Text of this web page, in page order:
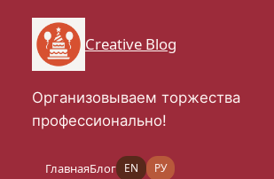
содержимому
Creative Blog
Организовываем торжества
профессионально!
ГлавнаяБлог EN РУ